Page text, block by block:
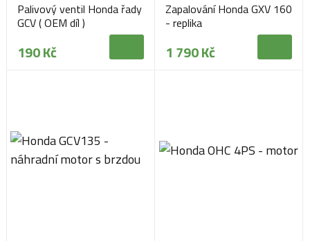
Palivový ventil Honda řady
GCV ( OEM díl )
190 Kč
Zapalování Honda GXV 160
- replika
1 790 Kč